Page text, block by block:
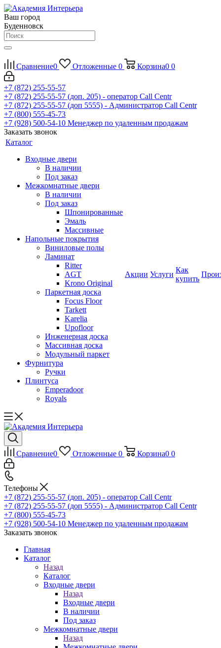
Ваш город
Буденновск
Сравнение0 Отложенные 0 Корзина0 0
+7 (872) 255-55-57
+7 (872) 255-55-57 (доп. 205) - оператор Call Centr
+7 (872) 255-55-57 (доп 5555) - Администратор Call Centr
+7 (800) 555-45-73
+7 (928) 500-54-10 Менеджер по удаленным продажам
Заказать звонок
Каталог
Входные двери
В наличии
Под заказ
Межкомнатные двери
В наличии
Под заказ
Шпонированные
Эмаль
Массивные
Напольные покрытия
Виниловые полы
Ламинат
Ritter
AGT
Krono Original
Паркетная доска
Focus Floor
Tarkett
Karelia
Upofloor
Инженерная доска
Массивная доска
Модульный паркет
Фурнитура
Ручки
Плинтуса
Emperadoor
Royals
Акции Услуги
Как
купить
Сравнение0 Отложенные 0 Корзина0 0
Телефоны
+7 (872) 255-55-57 (доп. 205) - оператор Call Centr
+7 (872) 255-55-57 (доп 5555) - Администратор Call Centr
+7 (800) 555-45-73
+7 (928) 500-54-10 Менеджер по удаленным продажам
Заказать звонок
Главная
Каталог
Назад
Каталог
Входные двери
Назад
Входные двери
В наличии
Под заказ
Межкомнатные двери
Назад